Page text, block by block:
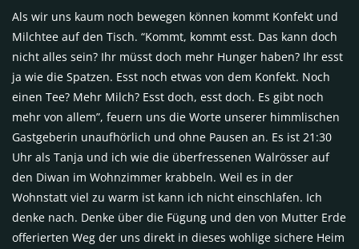
Als wir uns kaum noch bewegen können kommt Konfekt und
Milchtee auf den Tisch. “Kommt, kommt esst. Das kann doch
nicht alles sein? Ihr müsst doch mehr Hunger haben? Ihr esst
ja wie die Spatzen. Esst noch etwas von dem Konfekt. Noch
einen Tee? Mehr Milch? Esst doch, esst doch. Es gibt noch
mehr von allem”, feuern uns die Worte unserer himmlischen
Gastgeberin unaufhörlich und ohne Pausen an. Es ist 21:30
Uhr als Tanja und ich wie die überfressenen Walrösser auf
den Diwan im Wohnzimmer krabbeln. Weil es in der
Wohnstatt viel zu warm ist kann ich nicht einschlafen. Ich
denke nach. Denke über die Fügung und den von Mutter Erde
offerierten Weg der uns direkt in dieses wohlige sichere Heim